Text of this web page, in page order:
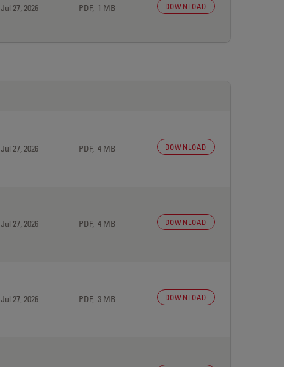
Jul 27, 2026 PDF, 1 MB DOWNLOAD
Jul 27, 2026 PDF, 4 MB DOWNLOAD
Jul 27, 2026 PDF, 4 MB DOWNLOAD
Jul 27, 2026 PDF, 3 MB DOWNLOAD